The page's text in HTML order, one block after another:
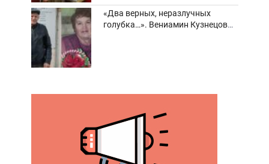
«Два верных, неразлучных
голубка…». Вениамин Кузнецов